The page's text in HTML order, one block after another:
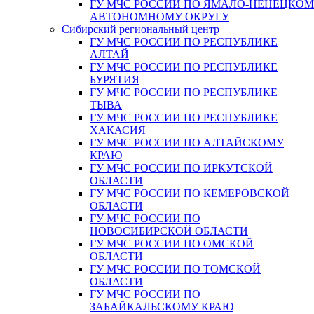
ГУ МЧС РОССИИ ПО ЯМАЛО-
АВТОНОМНОМУ ОКРУГУ
Сибирский региональный центр
ГУ МЧС РОССИИ ПО РЕСПУБЛИКЕ
АЛТАЙ
ГУ МЧС РОССИИ ПО РЕСПУБЛИКЕ
БУРЯТИЯ
ГУ МЧС РОССИИ ПО РЕСПУБЛИКЕ
ТЫВА
ГУ МЧС РОССИИ ПО РЕСПУБЛИКЕ
ХАКАСИЯ
ГУ МЧС РОССИИ ПО АЛТАЙСКОМУ
КРАЮ
ГУ МЧС РОССИИ ПО ИРКУТСКОЙ
ОБЛАСТИ
ГУ МЧС РОССИИ ПО КЕМЕРОВСКОЙ
ОБЛАСТИ
ГУ МЧС РОССИИ ПО
НОВОСИБИРСКОЙ ОБЛАСТИ
ГУ МЧС РОССИИ ПО ОМСКОЙ
ОБЛАСТИ
ГУ МЧС РОССИИ ПО ТОМСКОЙ
ОБЛАСТИ
ГУ МЧС РОССИИ ПО
ЗАБАЙКАЛЬСКОМУ КРАЮ